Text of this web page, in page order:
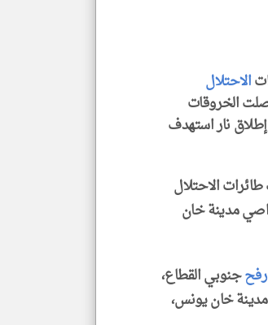
الاحتلال
الخروقات
نار استهدف
الاحتلال
مدينة خان
رفحجنوبي القطاع،
خان يونس،